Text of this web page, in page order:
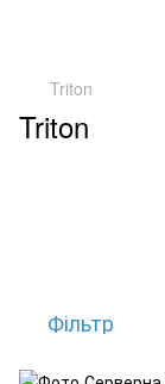
Triton
Triton
Фільтр